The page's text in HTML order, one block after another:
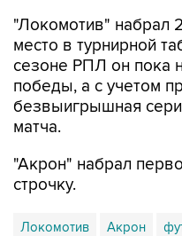
"Локомотив" набрал
место в турнирной
сезоне РПЛ он пока
победы, а с учетом
безвыигрышная
матча.
"Акрон" набрал
строчку.
Локомотив Акрон